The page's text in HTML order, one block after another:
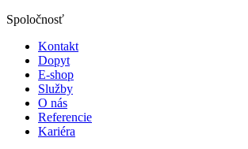
Spoločnosť
Kontakt
Dopyt
E-shop
Služby
O nás
Referencie
Kariéra